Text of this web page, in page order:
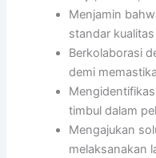
Menjamin
standar
Berkolaborasi
demi
timbul dalam
Mengajukan
melaksanakan